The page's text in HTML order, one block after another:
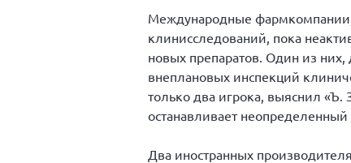
Международные
клинисследований, пока
новых препаратов. Один из
внеплановых инспекций
только два игрока, выяснил «Ъ.
останавливает
Два иностранных